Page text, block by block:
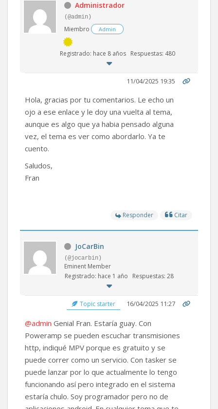
Administrador
(@admin)
Miembro Admin
Registrado: hace 8 años Respuestas: 480
11/04/2025 19:35
Hola, gracias por tu comentarios. Le echo un
ojo a ese enlace y le doy una vuelta al tema,
aunque es algo que ya habia pensado alguna
vez, el tema es ver como abordarlo. Ya te
cuento.
Saludos,
Fran
Responder Citar
JoCarBin
(@jocarbin)
Eminent Member
Registrado: hace 1 año
Respuestas: 28
Topic starter 16/04/2025 11:27
@admin Genial Fran. Estaría guay. Con
Poweramp se pueden escuchar transmisiones
http, indiqué MPV porque es gratuito y se
puede correr como un servicio. Con tasker se
puede lanzar por lo que actualmente lo tengo
funcionando así pero integrado en el sistema
estaría chulo. Soy programador pero no de